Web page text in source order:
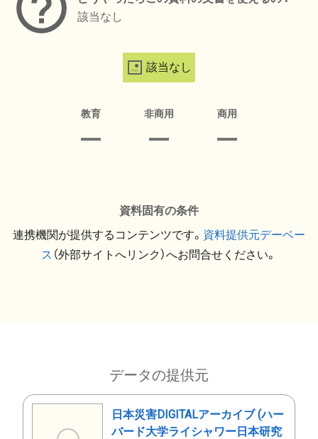
該当なし
該当なし
教育 非商用 商用
資料固有の条件
連携機関が提供するコンテンツです。 資料提供元デーベー
ス （外部サイトへリンク）へお問合せください。
データの提供元
日本災害DIGITALアーカイブ (ハー
バード大学ライシャワー日本研究